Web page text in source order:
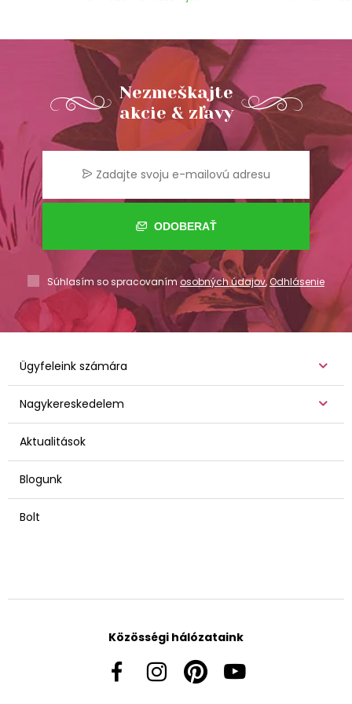
Nezmeškajte
akcie & zľavy
ODOBERAŤ
Súhlasím so spracovaním osobných údajov,Odhlásenie
Ügyfeleink számára
Nagykereskedelem
Aktualitások
Blogunk
Bolt
Közösségi hálózataink